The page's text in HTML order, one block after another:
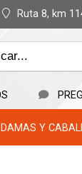
Ruta 8, km
DAMAS Y